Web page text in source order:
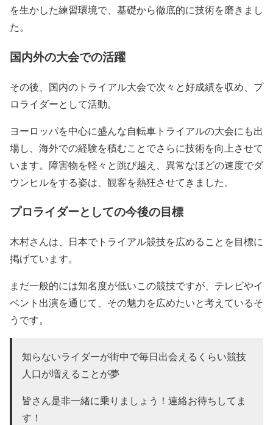
を生かした練習環境で、基礎から徹底的に技術を磨きまし
た。
国内外の大会での活躍
その後、国内のトライアル大会で次々と好成績を収め、プ
ロライダーとして活動。
ヨーロッパを中心に盛んな自転車トライアルの大会にも出
場し、 海外での経験を積むことでさらに技術を向上させて
います。 障害物を軽々と跳び越え
異常なほどの速度でダ
ウンヒルをする姿は、観客を熱狂させてきました。
プロライダーとしての今後の目標
木村さんは、 日本でトライアル競技を広めることを目標に
掲げています。
まだ一般的には知名度が低いこの競技ですが、テレビやイ
ベント出演を通じて、その魅力を広めたいと考えているそ
うです。
知らないライダーが街中で毎日出会えるくらい競技
人口が増えることが夢
皆さん是非一緒に乗りましょう！ 連絡お待ちしてま
す！